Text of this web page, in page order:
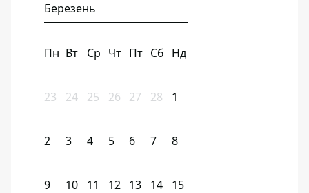
Березень
Пн Вт Ср Чт Пт Сб Нд
23 24 25 26 27 28 1
2 3 4 5 6 7 8
9 10 11 12 13 14 15